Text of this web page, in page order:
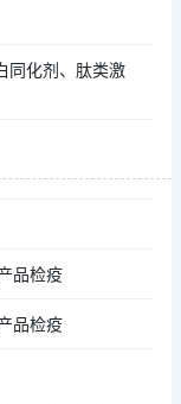
同化剂、肽类激
品检疫
品检疫